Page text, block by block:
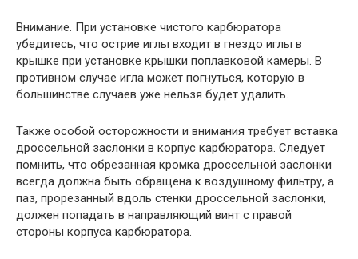
Внимание. При установке чистого карбюратора
убедитесь, что острие иглы входит в гнездо иглы в
крышке при установке крышки поплавковой камеры. В
противном случае игла может погнуться, которую в
большинстве случаев уже нельзя будет удалить.
Также особой осторожности и внимания требует вставка
дроссельной заслонки в корпус карбюратора. Следует
помнить, что обрезанная кромка дроссельной заслонки
всегда должна быть обращена к воздушному фильтру, а
паз, прорезанный вдоль стенки дроссельной заслонки,
должен попадать в направляющий винт с правой
стороны корпуса карбюратора.